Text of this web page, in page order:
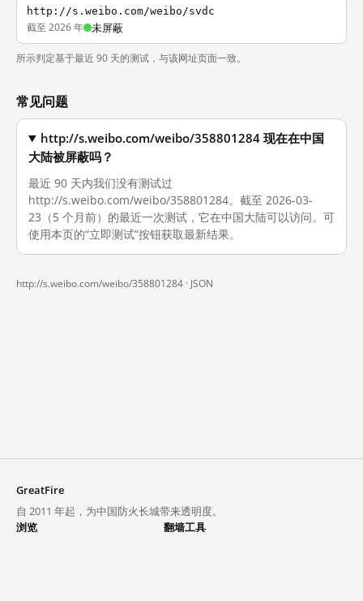
http://s.weibo.com/weibo/svdc
截至 2026 年 未屏蔽
所示判定基于最近 90 天的测试，与该网址页面一致。
常见问题
http://s.weibo.com/weibo/358801284 现在在中国
大陆被屏蔽吗？
最近 90 天内我们没有测试过
http://s.weibo.com/weibo/358801284。截至 2026-03-
23（5 个月前）的最近一次测试，它在中国大陆可以访问。可
使用本页的“立即测试”按钮获取最新结果。
http://s.weibo.com/weibo/358801284 · JSON
GreatFire
自 2011 年起，为中国防火长城带来透明度。
浏览
翻墙工具